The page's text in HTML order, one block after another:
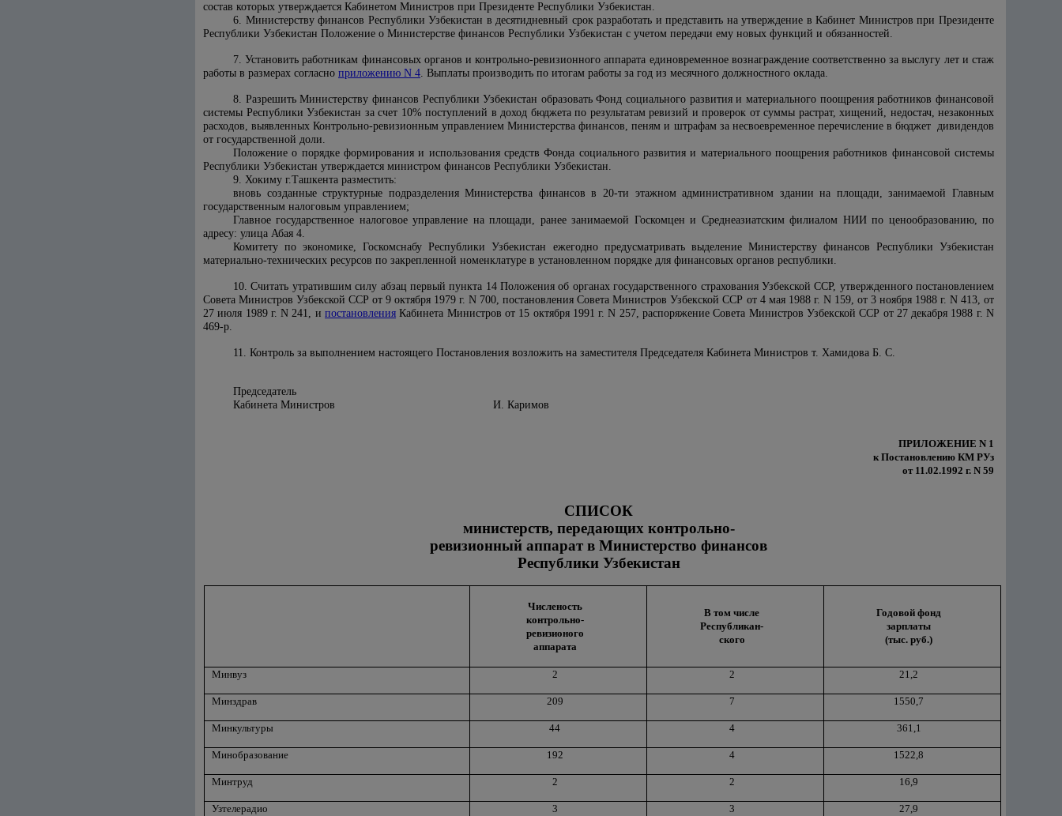
состав которых утверждается Кабинетом Министров при Президенте Республики Узбекистан.
6. Министерству финансов Республики Узбекистан в десятидневный срок разработать и представить на утверждение в Кабинет Министров при Президенте
Республики Узбекистан Положение о Министерстве финансов Республики Узбекистан с учетом передачи ему новых функций и обязанностей.
7. Установить работникам финансовых органов и контрольно-ревизионного аппарата единовременное вознаграждение соответственно за выслугу лет и стаж
работы в размерах согласно приложению N 4. Выплаты производить по итогам работы за год из месячного должностного оклада.
8. Разрешить Министерству финансов Республики Узбекистан образовать Фонд социального развития и материального поощрения работников финансовой
системы Республики Узбекистан за счет 10% поступлений в доход бюджета по результатам ревизий и проверок от суммы растрат, хищений, недостач, незаконных
расходов, выявленных Контрольно-ревизионным управлением Министерства финансов, пеням и штрафам за несвоевременное перечисление в бюджет дивидендов
от государственной доли.
Положение о порядке формирования и использования средств Фонда социального развития и материального поощрения работников финансовой системы
Республики Узбекистан утверждается министром финансов Республики Узбекистан.
9. Хокиму г.Ташкента разместить:
вновь созданные структурные подразделения Министерства финансов в 20-ти этажном административном здании на площади, занимаемой Главным
государственным налоговым управлением;
Главное государственное налоговое управление на площади, ранее занимаемой Госкомцен и Среднеазиатским филиалом НИИ по ценообразованию, по
адресу: улица Абая 4.
Комитету по экономике, Госкомснабу Республики Узбекистан ежегодно предусматривать выделение Министерству финансов Республики Узбекистан
материально-технических ресурсов по закрепленной номенклатуре в установленном порядке для финансовых органов республики.
10. Считать утратившим силу абзац первый пункта 14 Положения об органах государственного страхования Узбекской ССР, утвержденного постановлением
Совета Министров Узбекской ССР от 9 октября 1979 г. N 700, постановления Совета Министров Узбекской ССР от 4 мая 1988 г. N 159, от 3 ноября 1988 г. N 413, от
27 июля 1989 г. N 241, ипостановления Кабинета Министров от 15 октября 1991 г. N 257, распоряжение Совета Министров Узбекской ССР от 27 декабря 1988 г. N
469-р.
11. Контроль за выполнением настоящего Постановления возложить на заместителя Председателя Кабинета Министров т. Хамидова Б. С.
Председатель
Кабинета Министров И. Каримов
ПРИЛОЖЕНИЕ N 1
к Постановлению КМ РУз
от 11.02.1992 г. N 59
СПИСОК
министерств, передающих контрольно-
ревизионный аппарат в Министерство финансов
Республики Узбекистан
Численость
контрольно-
ревизионого
аппарата
В том числе
Республикан-
ского
Годовой фонд
зарплаты
(тыс. руб.)
Минвуз 2 2 21,2
Минздрав 209 7 1550,7
Минкультуры 44 4 361,1
Минобразование 192 4 1522,8
Минтруд 2 2 16,9
Узтелерадио 3 3 27,9